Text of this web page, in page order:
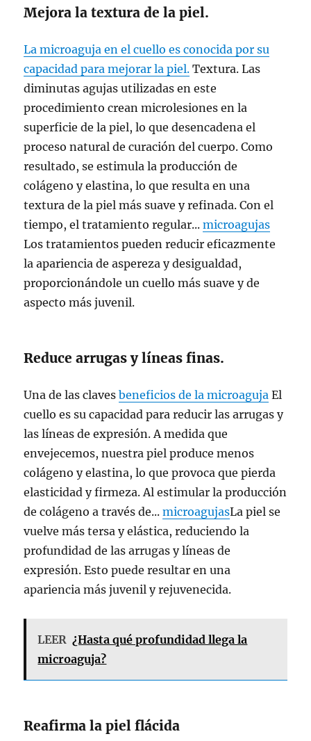
Mejora la textura de la piel.
La microaguja en el cuello es conocida por su
capacidad para mejorar la piel. Textura. Las
diminutas agujas utilizadas en este
procedimiento crean microlesiones en la
superficie de la piel, lo que desencadena el
proceso natural de curación del cuerpo. Como
resultado, se estimula la producción de
colágeno y elastina, lo que resulta en una
textura de la piel más suave y refinada. Con el
tiempo, el tratamiento regular...microagujas
Los tratamientos pueden reducir eficazmente
la apariencia de aspereza y desigualdad,
proporcionándole un cuello más suave y de
aspecto más juvenil.
Reduce arrugas y líneas finas.
Una de las clavesbeneficios de la microaguja El
cuello es su capacidad para reducir las arrugas y
las líneas de expresión. A medida que
envejecemos, nuestra piel produce menos
colágeno y elastina, lo que provoca que pierda
elasticidad y firmeza. Al estimular la producción
de colágeno a través de...microagujasLa piel se
vuelve más tersa y elástica, reduciendo la
profundidad de las arrugas y líneas de
expresión. Esto puede resultar en una
apariencia más juvenil y rejuvenecida.
LEER ¿Hasta qué profundidad llega la
microaguja?
Reafirma la piel flácida